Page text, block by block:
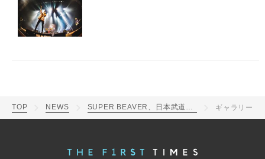
TOP NEWS SUPER BEAVER、日本武道館からのライブ生中継を含む2ヵ月連続特集がWOWOWにて放送＆配信決定 ギャラリー